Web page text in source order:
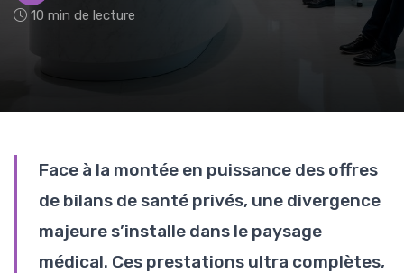
10 min de lecture
Face à la montée en puissance des offres
de bilans de santé privés, une divergence
majeure s’installe dans le paysage
médical. Ces prestations ultra complètes,